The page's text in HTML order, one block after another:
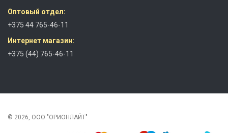
Оптовый отдел:
+375 44 765-46-11
Интернет магазин:
+375 (44) 765-46-11
© 2026, ООО "ОРИОНЛАЙТ"